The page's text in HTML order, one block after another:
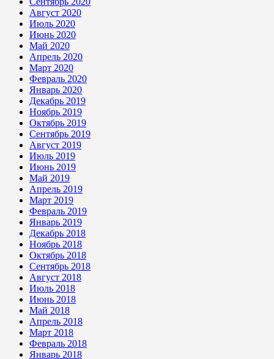
Август 2020
Июль 2020
Июнь 2020
Май 2020
Апрель 2020
Март 2020
Февраль 2020
Январь 2020
Декабрь 2019
Ноябрь 2019
Октябрь 2019
Сентябрь 2019
Август 2019
Июль 2019
Июнь 2019
Май 2019
Апрель 2019
Март 2019
Февраль 2019
Январь 2019
Декабрь 2018
Ноябрь 2018
Октябрь 2018
Сентябрь 2018
Август 2018
Июль 2018
Июнь 2018
Май 2018
Апрель 2018
Март 2018
Февраль 2018
Январь 2018